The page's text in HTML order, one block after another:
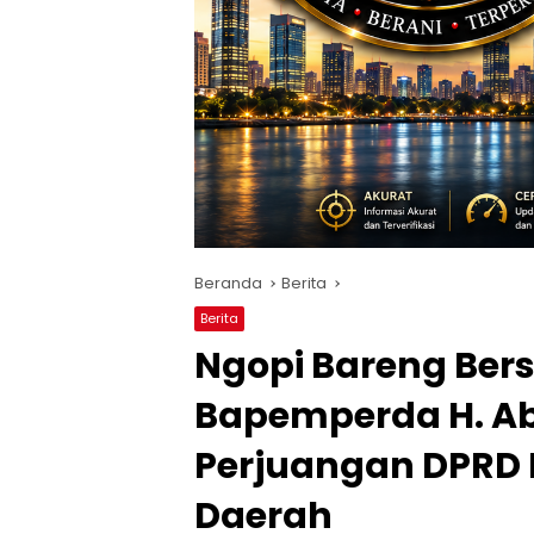
Beranda Berita
Berita
Ngopi Bareng
Bapemperda H.
Perjuangan
Daerah